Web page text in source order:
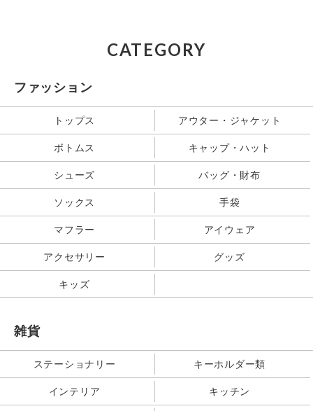
CATEGORY
ファッション
トップス アウター・ジャケット
ボトムス キャップ・ハット
シューズ バッグ・財布
ソックス 手袋
マフラー アイウェア
アクセサリー グッズ
キッズ
雑貨
ステーショナリー キーホルダー類
インテリア キッチン